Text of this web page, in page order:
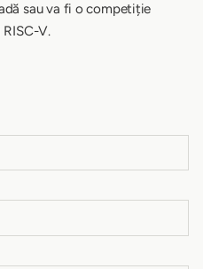
sau va fi o competiție
V.